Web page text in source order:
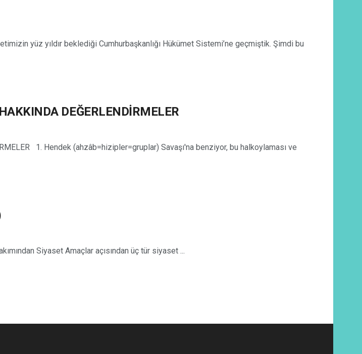
yüz yıldır beklediği Cumhurbaşkanlığı Hükümet Sistemi’ne geçmiştik. Şimdi bu
DEĞERLENDİRMELER
1. Hendek (ahzâb=hizipler=gruplar) Savaşı'na benziyor, bu halkoylaması ve
Siyaset Amaçlar açısından üç tür siyaset ...